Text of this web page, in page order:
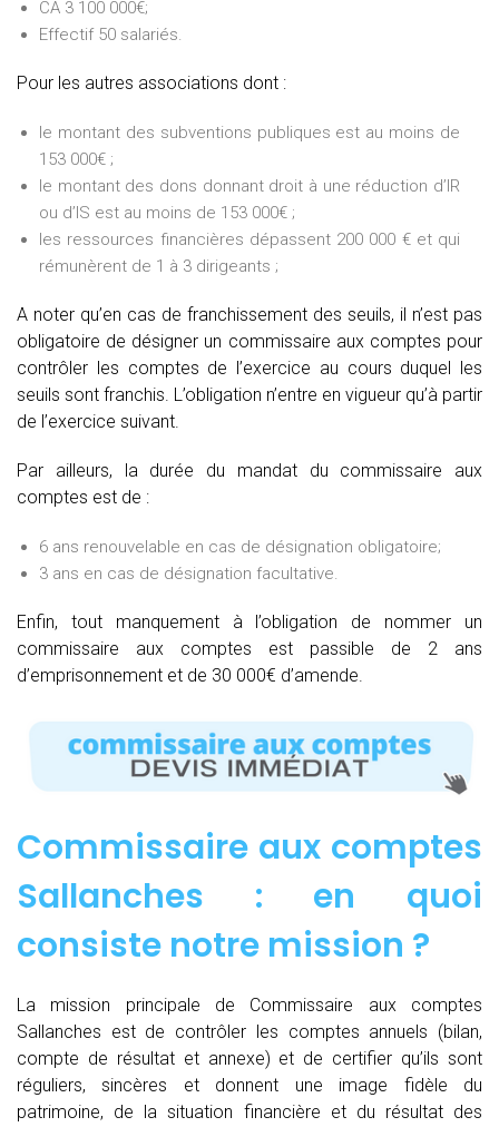
CA 3 100 000€;
Effectif 50 salariés.
Pour les autres associations dont :
le montant des subventions publiques est au moins de
153 000€ ;
le montant des dons donnant droit à une réduction d’IR
ou d’IS est au moins de 153 000€ ;
les ressources financières dépassent 200 000 € et qui
rémunèrent de 1 à 3 dirigeants ;
A noter qu’en cas de franchissement des seuils, il n’est pas
obligatoire de désigner un commissaire aux comptes pour
contrôler les comptes de l’exercice au cours duquel les
seuils sont franchis. L’obligation n’entre en vigueur qu’à partir
de l’exercice suivant.
Par ailleurs, la durée du mandat du commissaire aux
comptes est de :
6 ans renouvelable en cas de désignation obligatoire;
3 ans en cas de désignation facultative.
Enfin, tout manquement à l’obligation de nommer un
commissaire aux comptes est passible de 2 ans
d’emprisonnement et de 30 000€ d’amende.
Commissaire aux comptes
Sallanches : en quoi
consiste notre mission ?
La mission principale de Commissaire aux comptes
Sallanches est de contrôler les comptes annuels (bilan,
compte de résultat et annexe) et de certifier qu’ils sont
réguliers, sincères et donnent une image fidèle du
patrimoine, de la situation financière et du résultat des